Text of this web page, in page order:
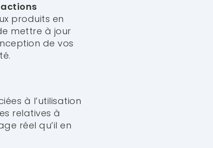
actions
produits en
mettre à jour
de vos
à l’utilisation
relatives à
réel qu’il en